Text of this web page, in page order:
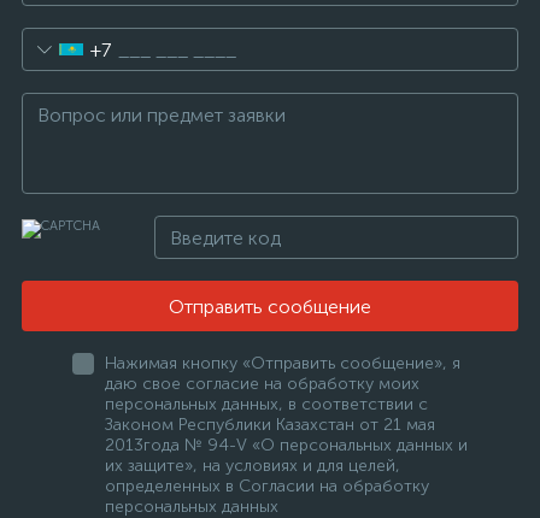
+7
Отправить сообщение
Нажимая кнопку «Отправить сообщение», я
даю свое согласие на обработку моих
персональных данных, в соответствии с
Законом Республики Казахстан от 21 мая
2013года № 94-V «О персональных данных и
их защите», на условиях и для целей,
определенных в Согласии на обработку
персональных данных